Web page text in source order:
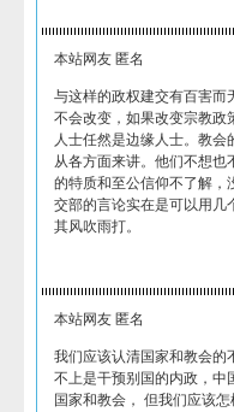
本站网友 匿名
与这样的政权建交有百害而
不会改变，如果改变宗教政
人士任然是边缘人士。教
从各方面来讲。他们不想
的特质和至公信仰不了解，
交部的言论实在是可以用几
其风吹雨打。
本站网友 匿名
我们应该认清国家和教会的
不上是干预别国的内政，中
国家和教会， 但我们应该